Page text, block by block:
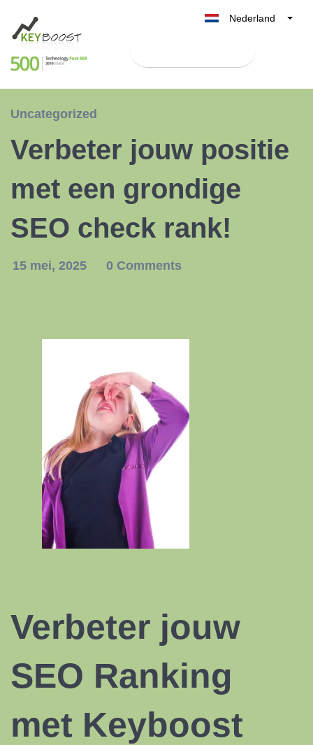
Nederland
België
España
Uncategorized
Verbeter jouw positie
met een grondige
SEO check rank!
15 mei, 2025 0 Comments
Verbeter jouw
SEO Ranking
met Keyboost